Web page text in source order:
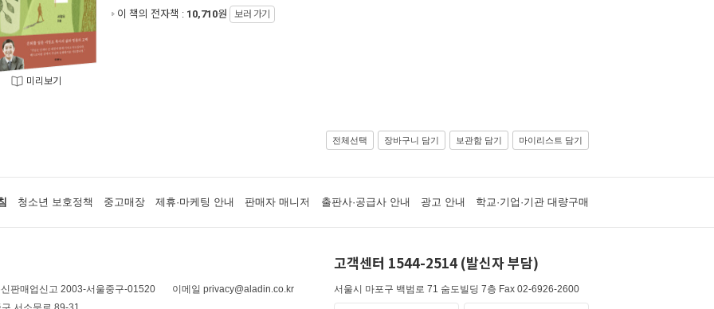
미리보기
이 책의 전자책 : 10,710원 보러 가기
전체선택 장바구니 담기 보관함 담기 마이리스트 담기
청소년 보호정책 중고매장 제휴·마케팅 안내 판매자 매니저 출판사·공급사 안내 광고 안내 학교·기업·기관 대량구매
판매업신고 2003-서울중구-01520
이메일 privacy@aladin.co.kr
고객센터 1544-2514 (발신자 부담)
서울시 마포구 백범로 71 숨도빌딩 7층 Fax 02-6926-2600